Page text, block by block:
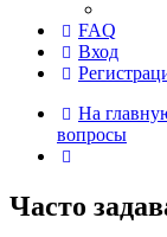
FAQ
Вход
На
вопросы
Часто